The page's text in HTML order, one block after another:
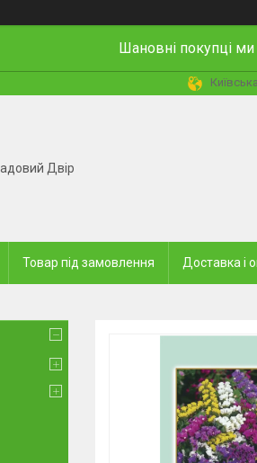
Шановні покупці
Двір
Товар під замовлення Доставка і